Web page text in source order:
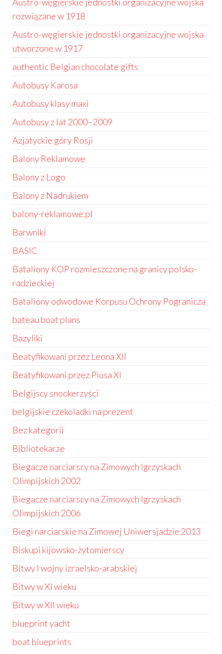
rozwiązane w 1918
Austro-węgierskie jednostki organizacyjne wojska
utworzone w 1917
authentic Belgian chocolate gifts
Autobusy Karosa
Autobusy klasy maxi
Autobusy z lat 2000–2009
Azjatyckie góry Rosji
Balony Reklamowe
Balony z Logo
Balony z Nadrukiem
balony-reklamowe.pl
Barwniki
BASIC
Bataliony KOP rozmieszczone na granicy polsko-
radzieckiej
Bataliony odwodowe Korpusu Ochrony Pogranicza
bateau boat plans
Bazyliki
Beatyfikowani przez Leona XII
Beatyfikowani przez Piusa XI
Belgijscy snookerzyści
belgijskie czekoladki na prezent
Bez kategorii
Bibliotekarze
Biegacze narciarscy na Zimowych Igrzyskach
Olimpijskich 2002
Biegacze narciarscy na Zimowych Igrzyskach
Olimpijskich 2006
Biegi narciarskie na Zimowej Uniwersjadzie 2013
Biskupi kijowsko-żytomierscy
Bitwy I wojny izraelsko-arabskiej
Bitwy w XI wieku
Bitwy w XII wieku
blueprint yacht
boat blueprints